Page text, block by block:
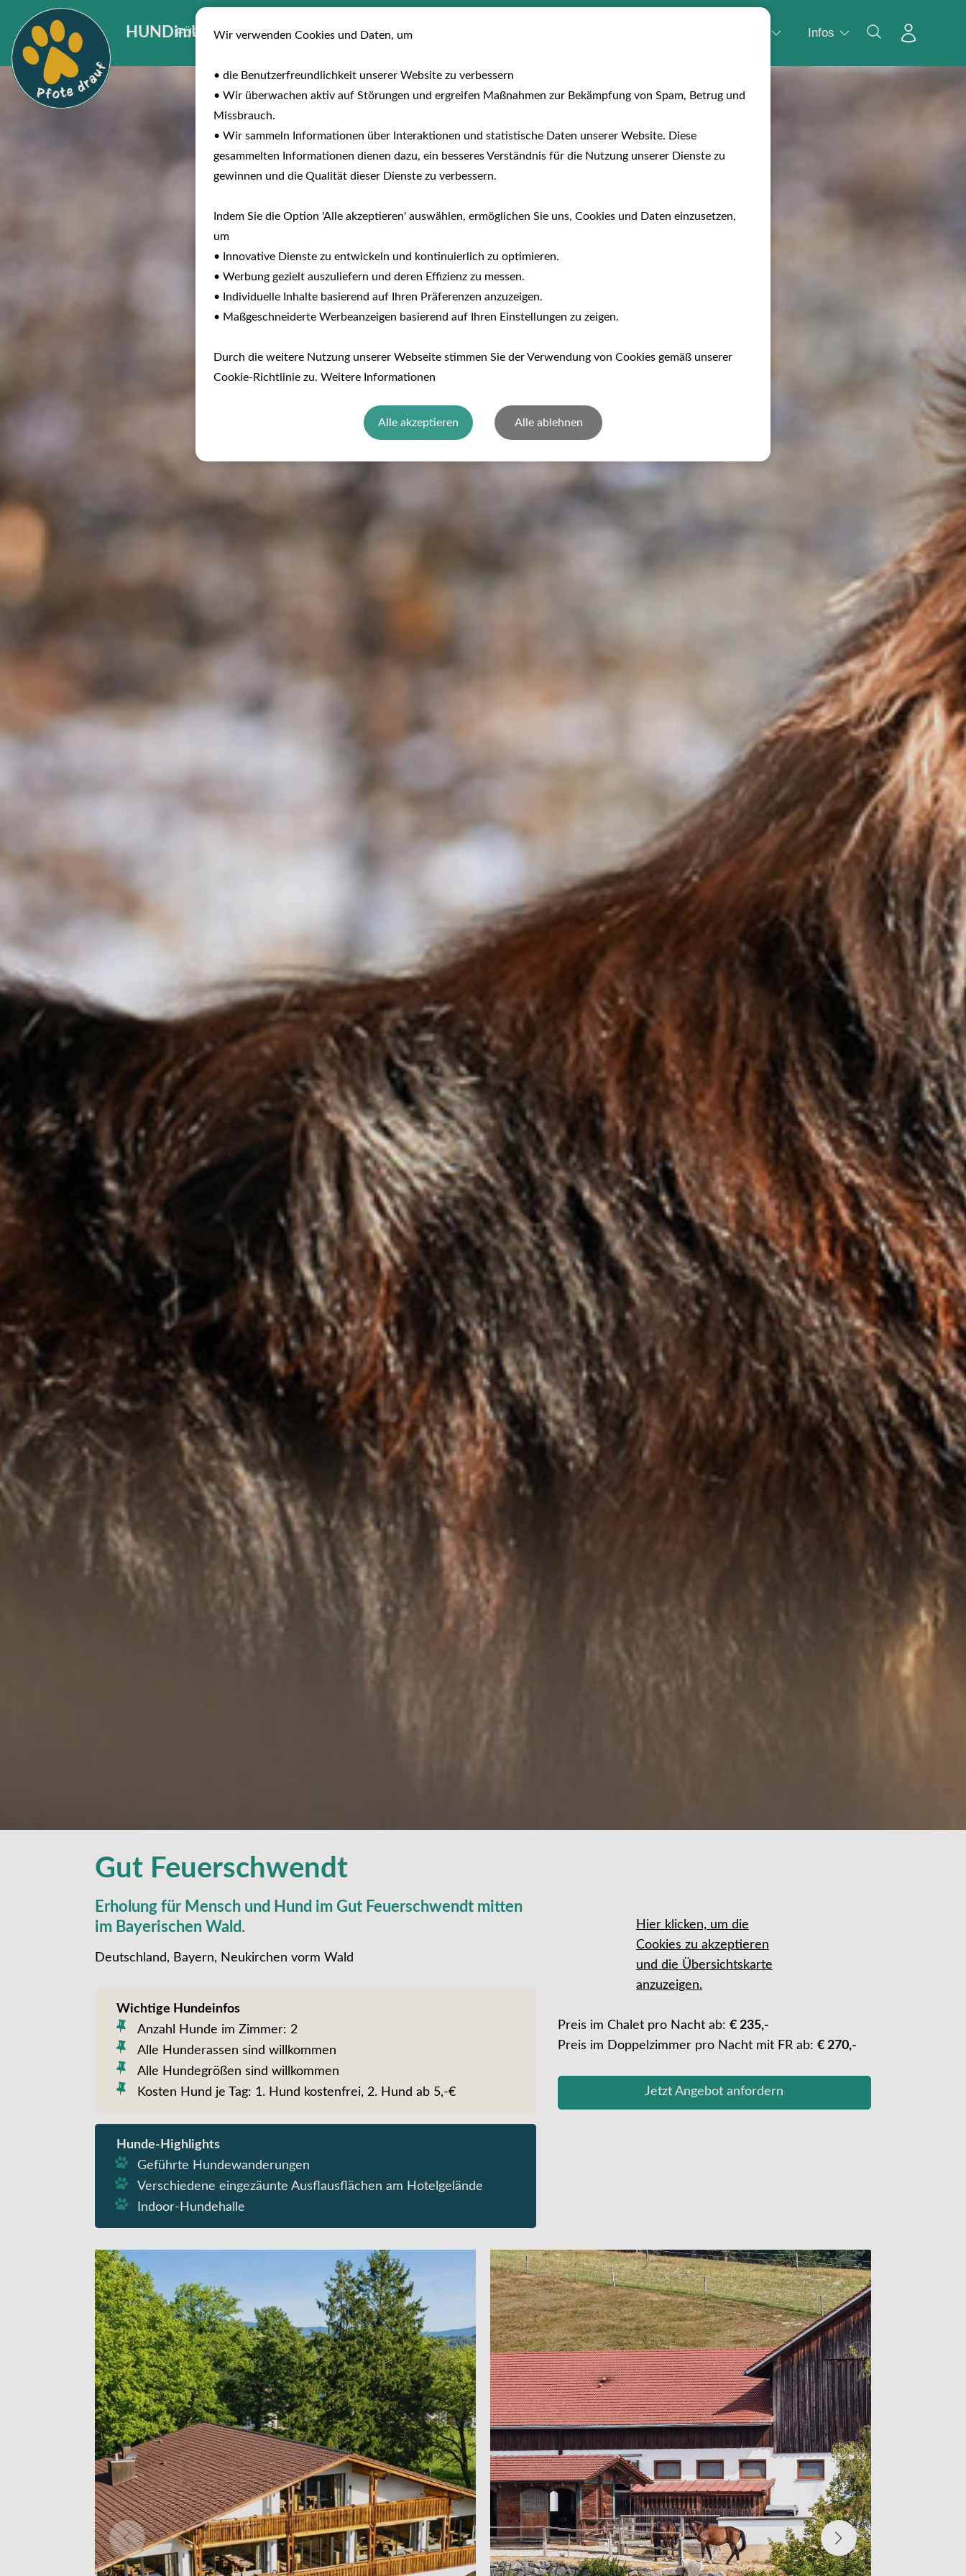
HUNDimURLAUB
FÜR INVESTOREN Busreisen Hotels Infos
Gut Feuerschwendt
Erholung für Mensch und Hund im Gut Feuerschwendt mitten
im Bayerischen Wald.
Deutschland, Bayern, Neukirchen vorm Wald
Wichtige Hundeinfos
Anzahl Hunde im Zimmer: 2
Alle Hunderassen sind willkommen
Alle Hundegrößen sind willkommen
Kosten Hund je Tag: 1. Hund kostenfrei, 2. Hund ab 5,-€
Hunde-Highlights
Geführte Hundewanderungen
Verschiedene eingezäunte Ausflausflächen am Hotelgelände
Indoor-Hundehalle
Hier klicken, um die
Cookies zu akzeptieren
und die Übersichtskarte
anzuzeigen.
Preis im Chalet pro Nacht ab: € 235,-
Preis im Doppelzimmer pro Nacht mit FR ab: € 270,-
Jetzt Angebot anfordern
Wir verwenden Cookies und Daten, um
• die Benutzerfreundlichkeit unserer Website zu verbessern
• Wir überwachen aktiv auf Störungen und ergreifen Maßnahmen zur Bekämpfung von Spam, Betrug und
Missbrauch.
• Wir sammeln Informationen über Interaktionen und statistische Daten unserer Website. Diese
gesammelten Informationen dienen dazu, ein besseres Verständnis für die Nutzung unserer Dienste zu
gewinnen und die Qualität dieser Dienste zu verbessern.
Indem Sie die Option 'Alle akzeptieren' auswählen, ermöglichen Sie uns, Cookies und Daten einzusetzen,
um
• Innovative Dienste zu entwickeln und kontinuierlich zu optimieren.
• Werbung gezielt auszuliefern und deren Effizienz zu messen.
• Individuelle Inhalte basierend auf Ihren Präferenzen anzuzeigen.
• Maßgeschneiderte Werbeanzeigen basierend auf Ihren Einstellungen zu zeigen.
Durch die weitere Nutzung unserer Webseite stimmen Sie der Verwendung von Cookies gemäß unserer
Cookie-Richtlinie zu. Weitere Informationen
Alle akzeptieren Alle ablehnen